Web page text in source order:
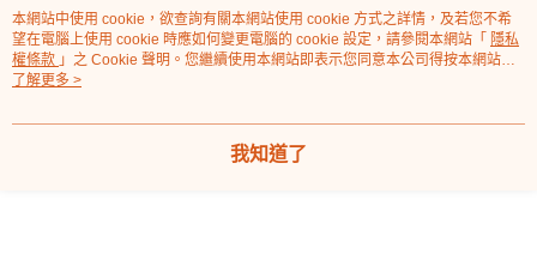
熱門標籤
本網站中使用 cookie，欲查詢有關本網站使用 cookie 方式之詳情，及若您不希
望在電腦上使用 cookie 時應如何變更電腦的 cookie 設定，請參閱本網站「 隱私
權條款 」之 Cookie 聲明。您繼續使用本網站即表示您同意本公司得按本網站使
用條款之 Cookie 聲明使用 cookie。
了解更多 >
我知道了